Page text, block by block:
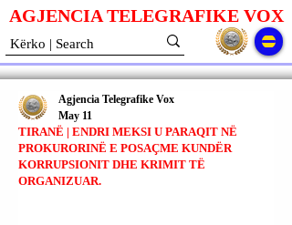
AGJENCIA TELEGRAFIKE VOX
TIRANË | ENDRI MEKSI U PARAQIT NË
PROKURORINË E POSAÇME KUNDËR
KORRUPSIONIT DHE KRIMIT TË
ORGANIZUAR.
Agjencia Telegrafike Vox
May 11